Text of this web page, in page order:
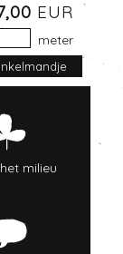
EUR
meter
milieu